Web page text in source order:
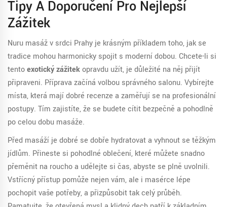
Tipy A Doporučení Pro Nejlepší
Zážitek
Nuru masáž v srdci Prahy je krásným příkladem toho, jak se
tradice mohou harmonicky spojit s moderní dobou. Chcete-li si
tentoexotický zážitekopravdu užít, je důležité na něj přijít
připraveni. Příprava začíná volbou správného salonu. Vybírejte
místa, která mají dobré recenze a zaměřují se na profesionální
postupy. Tím zajistíte, že se budete cítit bezpečně a pohodlně
po celou dobu masáže.
Před masáží je dobré se dobře hydratovat a vyhnout se těžkým
jídlům. Přineste si pohodlné oblečení, které můžete snadno
přeměnit na roucho a udělejte si čas, abyste se plně uvolnili.
Vstřícný přístup pomůže nejen vám, ale i masérce lépe
pochopit vaše potřeby, a přizpůsobit tak celý průběh.